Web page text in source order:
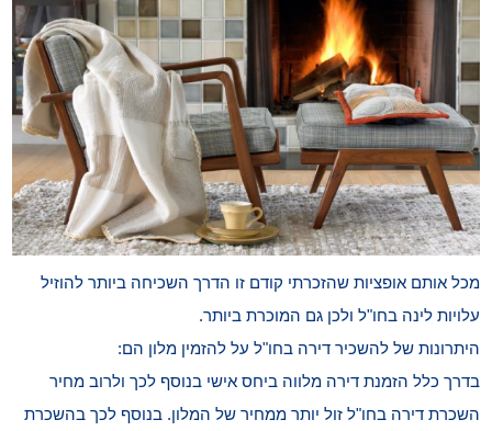
מכל אותם אופציות שהזכרתי קודם זו הדרך השכיחה ביותר להוזיל
עלויות לינה בחו"ל ולכן גם המוכרת ביותר.
היתרונות של להשכיר דירה בחו"ל על להזמין מלון הם:
בדרך כלל הזמנת דירה מלווה ביחס אישי בנוסף לכך ולרוב מחיר
השכרת דירה בחו"ל זול יותר ממחיר של המלון. בנוסף לכך בהשכרת